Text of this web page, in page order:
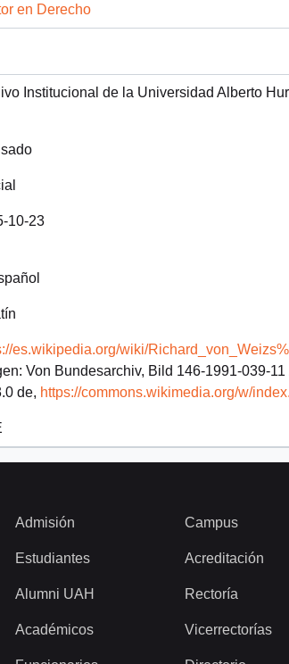
en Derecho
Institucional de la Universidad Alberto
10-23
es.wikipedia.org/wiki/
Von Bundesarchiv, Bild 146-1991-039-
de, https://commons.wikimedia.org/w/
Admisión
Estudiantes
Alumni UAH
Académicos
Campus
Acreditación
Rectoría
Vicerrectorías